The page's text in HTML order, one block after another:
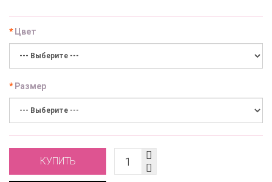
Цвет
Размер
КУПИТЬ